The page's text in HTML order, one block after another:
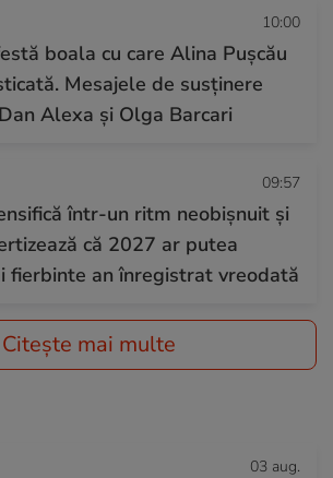
10:00
boala cu care Alina Pușcău
Mesajele de susținere
Alexa și Olga Barcari
09:57
într-un ritm neobișnuit și
că 2027 ar putea
fierbinte an înregistrat vreodată
Citește mai multe
03 aug.